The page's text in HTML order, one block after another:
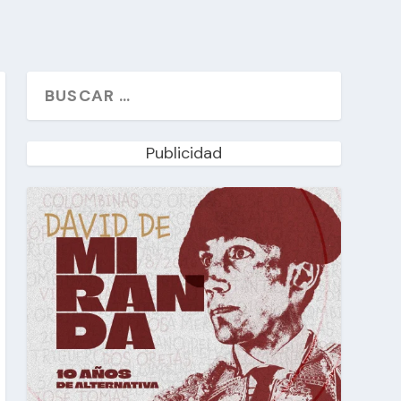
Publicidad